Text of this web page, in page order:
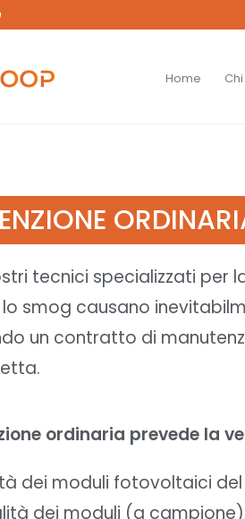
Home
tecnici specializzati per
smog causano
un contratto di
ordinaria prevede la
dei moduli fotovoltaici
dei moduli (a